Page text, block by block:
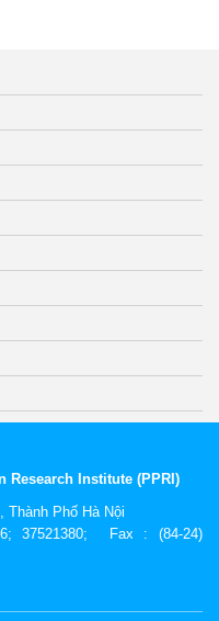
Research Institute (PPRI)
Thành Phố Hà Nội
37521380; Fax : (84-24)